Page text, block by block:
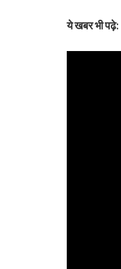
ये खबर भी पढ़े: